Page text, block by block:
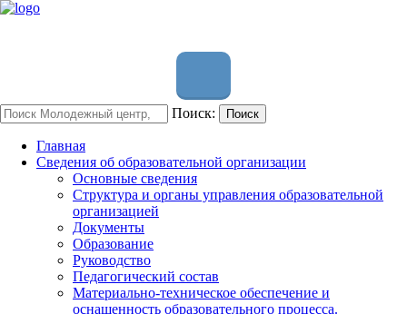
Поиск: Поиск
Главная
Сведения об образовательной организации
Основные сведения
Структура и органы управления образовательной
организацией
Документы
Образование
Руководство
Педагогический состав
Материально-техническое обеспечение и
оснащенность образовательного процесса.